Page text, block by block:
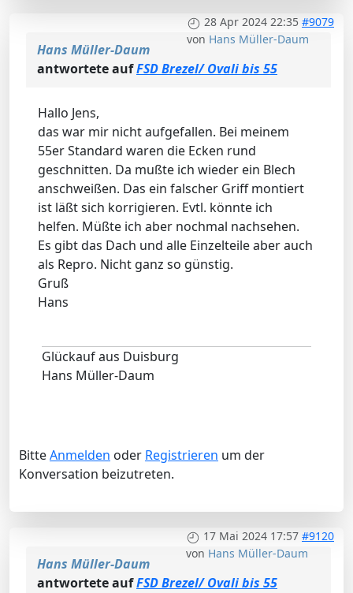
28 Apr 2024 22:35 #9079
von Hans Müller-Daum
Hans Müller-Daum
antwortete aufFSD Brezel/ Ovali bis 55
Hallo Jens,
das war mir nicht aufgefallen. Bei meinem
55er Standard waren die Ecken rund
geschnitten. Da mußte ich wieder ein Blech
anschweißen. Das ein falscher Griff montiert
ist läßt sich korrigieren. Evtl. könnte ich
helfen. Müßte ich aber nochmal nachsehen.
Es gibt das Dach und alle Einzelteile aber auch
als Repro. Nicht ganz so günstig.
Gruß
Hans
Glückauf aus Duisburg
Hans Müller-Daum
BitteAnmelden oder Registrieren um der
Konversation beizutreten.
17 Mai 2024 17:57 #9120
von Hans Müller-Daum
Hans Müller-Daum
antwortete aufFSD Brezel/ Ovali bis 55